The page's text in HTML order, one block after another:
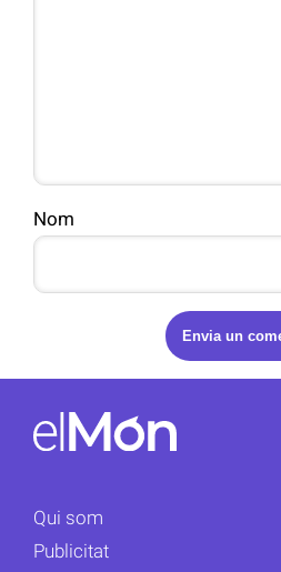
Nom
Qui som
Publicitat